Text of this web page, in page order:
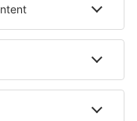
Bracebridge